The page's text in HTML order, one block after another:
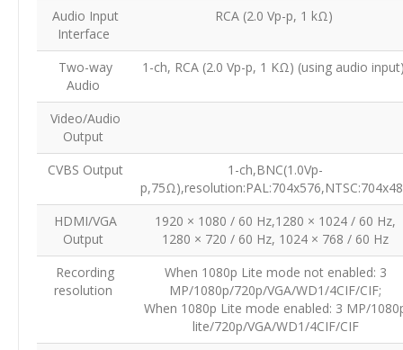
Audio Input
Interface
RCA (2.0 Vp-p, 1 kΩ)
Two-way
Audio
1-ch, RCA (2.0 Vp-p, 1 KΩ) (using audio
Video/Audio
Output
CVBS Output
1-ch,BNC(1.0Vp-
HDMI/VGA
Output
1920 × 1080 / 60 Hz,1280 × 1024 / 60 Hz,
1280 × 720 / 60 Hz, 1024 × 768 / 60 Hz
Recording
resolution
When 1080p Lite mode not enabled: 3
MP/1080p/720p/VGA/WD1/4CIF/CIF;
When 1080p Lite mode enabled: 3 MP/
lite/720p/VGA/WD1/4CIF/CIF